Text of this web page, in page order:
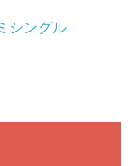
シングル